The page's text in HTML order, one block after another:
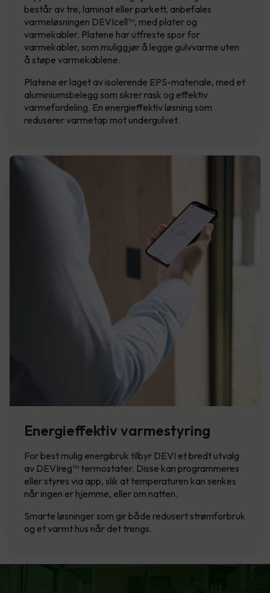
består av tre, laminat eller parkett, anbefales
varmeløsningen DEVIcell™, med plater og
varmekabler. Platene har utfreste spor for
varmekabler, som muliggjør å legge gulvvarme uten
å støpe varmekablene.
Platene er laget av isolerende EPS-materiale, med et
aluminiumsbelegg som sikrer rask og effektiv
varmefordeling. En energieffektiv løsning som
reduserer varmetap mot undergulvet.
Energieffektiv varmestyring
For best mulig energibruk tilbyr DEVI et bredt utvalg
av DEVIreg™ termostater. Disse kan programmeres
eller styres via app, slik at temperaturen kan senkes
når ingen er hjemme, eller om natten.
Smarte løsninger som gir både redusert strømforbruk
og et varmt hus når det trengs.